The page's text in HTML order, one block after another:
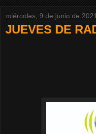
miércoles, 9 de junio de
JUEVES DE